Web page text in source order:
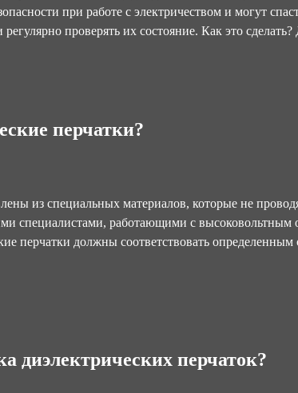
при работе с электричеством и могут
проверять их состояние. Как это сделать?
перчатки?
из специальных материалов, которые не
специалистами, работающими с высоковольтным
перчатки должны соответствовать определенным
диэлектрических перчаток?